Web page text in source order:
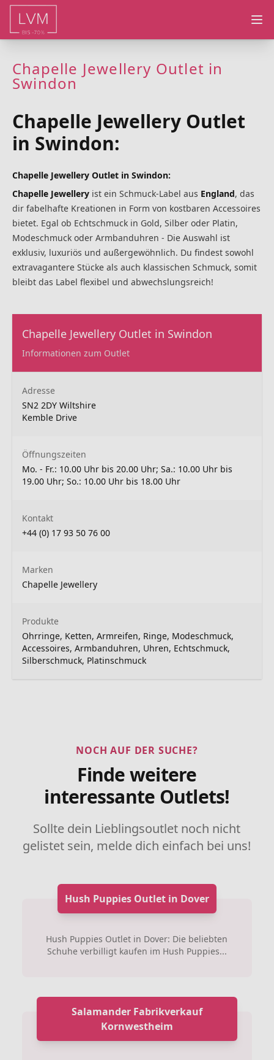
Chapelle Jewellery Outlet in
Swindon
Chapelle Jewellery Outlet
in Swindon:
Chapelle Jewellery Outlet in Swindon:
Chapelle Jewellery ist ein Schmuck-Label aus England, das
dir fabelhafte Kreationen in Form von kostbaren Accessoires
bietet. Egal ob Echtschmuck in Gold, Silber oder Platin,
Modeschmuck oder Armbanduhren - Die Auswahl ist
exklusiv, luxuriös und außergewöhnlich. Du findest sowohl
extravagantere Stücke als auch klassischen Schmuck, somit
bleibt das Label flexibel und abwechslungsreich!
Chapelle Jewellery Outlet in Swindon
Informationen zum Outlet
Adresse
SN2 2DY Wiltshire
Kemble Drive
Öffnungszeiten
Mo. - Fr.: 10.00 Uhr bis 20.00 Uhr; Sa.: 10.00 Uhr bis
19.00 Uhr; So.: 10.00 Uhr bis 18.00 Uhr
Kontakt
+44 (0) 17 93 50 76 00
Marken
Chapelle Jewellery
Produkte
Ohrringe, Ketten, Armreifen, Ringe, Modeschmuck,
Accessoires, Armbanduhren, Uhren, Echtschmuck,
Silberschmuck, Platinschmuck
NOCH AUF DER SUCHE?
Finde weitere
interessante Outlets!
Sollte dein Lieblingsoutlet noch nicht
gelistet sein, melde dich einfach bei uns!
Hush Puppies Outlet in Dover
Hush Puppies Outlet in Dover: Die beliebten
Schuhe verbilligt kaufen im Hush Puppies...
Salamander Fabrikverkauf
Kornwestheim